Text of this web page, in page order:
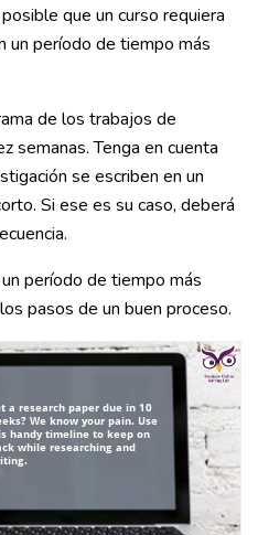
que un curso requiera
un período de tiempo más
de los trabajos de
semanas. Tenga en cuenta
se escriben en un
Si ese es su caso, deberá
período de tiempo más
pasos de un buen proceso.